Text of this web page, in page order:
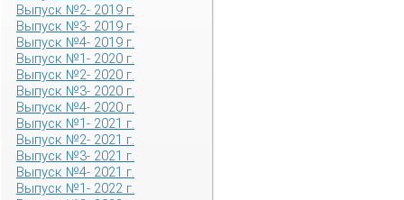
Выпуск №2- 2019 г.
Выпуск №3- 2019 г.
Выпуск №4- 2019 г.
Выпуск №1- 2020 г.
Выпуск №2- 2020 г.
Выпуск №3- 2020 г.
Выпуск №4- 2020 г.
Выпуск №1- 2021 г.
Выпуск №2- 2021 г.
Выпуск №3- 2021 г.
Выпуск №4- 2021 г.
Выпуск №1- 2022 г.